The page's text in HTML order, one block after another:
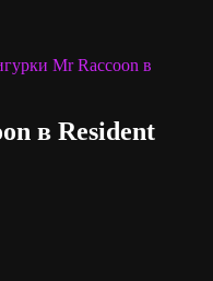
Mr Raccoon в
в Resident